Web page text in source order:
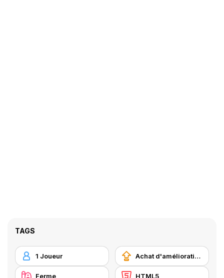
TAGS
1 Joueur Achat d'améliorations
Ferme HTML5